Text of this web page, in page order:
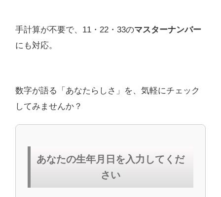
手計算が不要で、11・22・33のマスターナンバー
にも対応。
数字が語る「あなたらしさ」を、気軽にチェック
してみませんか？
あなたの生年月日を入力してくだ
さい